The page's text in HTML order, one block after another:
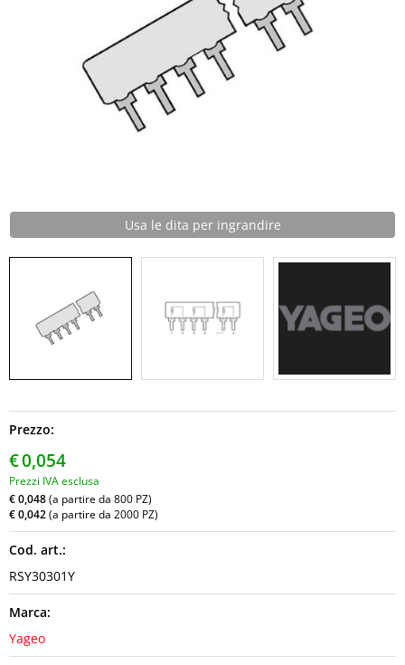
Usa le dita per ingrandire
Prezzo:
€0,054
Prezzi IVA esclusa
€ 0,048(a partire da 800 PZ)
€ 0,042 (a partire da 2000 PZ)
Cod. art.:
RSY30301Y
Marca:
Yageo